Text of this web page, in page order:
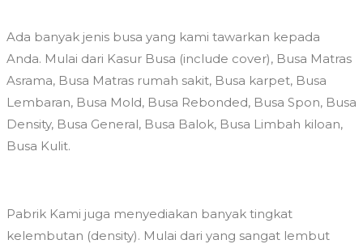
Ada banyak jenis busa yang kami tawarkan kepada
Anda. Mulai dari Kasur Busa (include cover), Busa Matras
Asrama, Busa Matras rumah sakit, Busa karpet, Busa
Lembaran, Busa Mold, Busa Rebonded, Busa Spon, Busa
Density, Busa General, Busa Balok, Busa Limbah kiloan,
Busa Kulit.
Pabrik Kami juga menyediakan banyak tingkat
kelembutan (density). Mulai dari yang sangat lembut